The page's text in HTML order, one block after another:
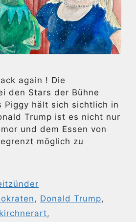
again ! Die
den Stars der Bühne
Piggy hält sich sichtlich in
Trump ist es nicht nur
und dem Essen von
möglich zu
, Donald Trump,
kirchnerart,